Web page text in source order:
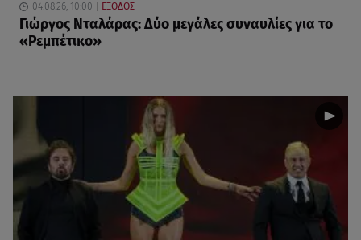
04.08.26, 10:00 ΕΞΟΔΟΣ
Γιώργος Νταλάρας: Δύο μεγάλες συναυλίες για το
«Ρεμπέτικο»